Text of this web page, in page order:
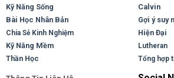
Kỹ Năng Sống
Bài Học Nhân Bản
Chia Sẻ Kinh Nghiệm
Kỹ Năng Mềm
Thần Học
Calvin
Gợi ý suy
Hiện Đại
Lutheran
Tổng hợp